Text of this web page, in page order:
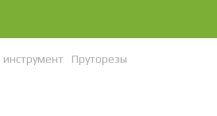
инструмент Пруторезы